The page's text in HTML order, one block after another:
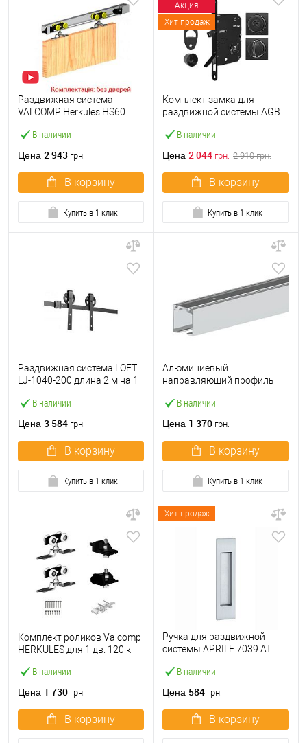
В наличии
Раздвижная система
VALCOMP Herkules HS60
весом до 60 кг
Цена 2 943 грн.
В корзину
Купить в 1 клик
Акция
Хит продаж
В наличии
Комплект замка для
раздвижной системы AGB
Цена 2 044 грн. 2 910грн.
В корзину
Купить в 1 клик
В наличии
Раздвижная система LOFT
LJ-1040-200 длина 2 м на 1
Цена 3 584 грн.
В корзину
Купить в 1 клик
В наличии
Алюминиевый
направляющий профиль
м
Цена 1 370 грн.
В корзину
Купить в 1 клик
В наличии
Комплект роликов Valcomp
HERKULES для 1 дв. 120 кг
Цена 1 730 грн.
В корзину
Хит продаж
В наличии
Ручка для раздвижной
системы APRILE 7039 AT
Цена 584 грн.
В корзину